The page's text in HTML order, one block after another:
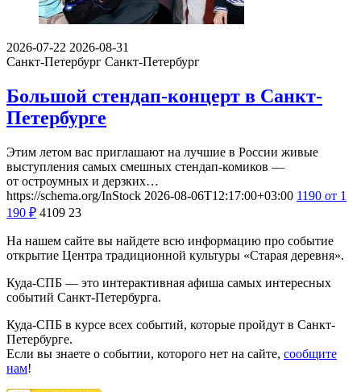
2026-07-22 2026-08-31
Санкт-Петербург Санкт-Петербург
Большой стендап-концерт в Санкт-
Петербурге
Этим летом вас приглашают на лучшие в России живые
выступления самых смешных стендап-комиков —
от остроумных и дерзких…
https://schema.org/InStock 2026-08-06T12:17:00+03:00 1190 от 1
190 ₽ 4109 23
На нашем сайте вы найдете всю информацию про событие
открытие Центра традиционной культуры «Старая деревня».
Куда-СПБ — это интерактивная афиша самых интересных
событий Санкт-Петербурга.
Куда-СПБ в курсе всех событий, которые пройдут в Санкт-
Петербурге.
Если вы знаете о событии, которого нет на сайте, сообщите
нам!